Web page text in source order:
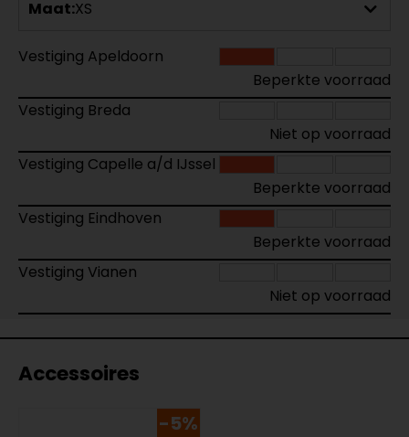
Maat:XS
Vestiging Apeldoorn
Beperkte voorraad
Vestiging Breda
Niet op voorraad
Vestiging Capelle a/d IJssel
Beperkte voorraad
Vestiging Eindhoven
Beperkte voorraad
Vestiging Vianen
Niet op voorraad
Accessoires
-5%